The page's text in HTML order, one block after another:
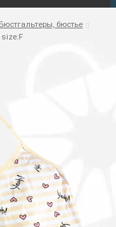
Бюстгальтеры, бюстье
size:F